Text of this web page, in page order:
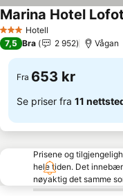
3 StjernerHotell
Marina Hotel
7,5 Bra 2 952 Vågan
Fra 653 kr
Se priser fra 11
Prisene og
hele tiden. Det
nøyaktig det samme